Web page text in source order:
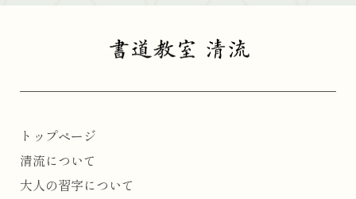
トップページ
清流について
大人の習字について